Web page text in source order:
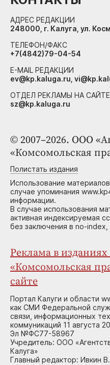
© 2007–2026. ООО
«Комсомольская
Полистать издания
Использование
случае упоминания
информации.
В случае использования
активная индексируемая
без заключения в no-
Реклама в
«Комсомольская
сайте
Портал Калуги и области
как СМИ Федеральной
связи, информационных
коммуникаций 11 августа
Эл №ФС77-58967
Учредитель: ООО
Калуга»
Главный редактор: Ивкин
АДРЕС РЕДАКЦИИ
248000, г. Калуга, ул.
ТЕЛЕФОН/ФАКС
+7(4842)79-04-54
E-MAIL РЕДАКЦИИ
ev@kp.kaluga.ru,
ОТДЕЛ РЕКЛАМЫ НА САЙТЕ
sz@kp.kaluga.ru